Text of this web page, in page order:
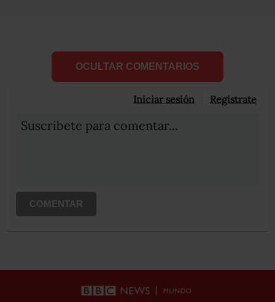
OCULTAR COMENTARIOS
Iniciar sesión Registrate
Suscribete para comentar...
COMENTAR